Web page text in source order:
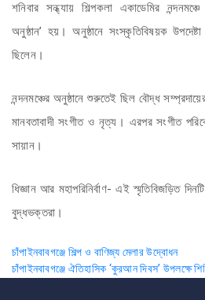
শনিবার সন্ধ্যায় শিল্পকলা একাডেমির
অনুষ্ঠান’ হয়। অনুষ্ঠানে সংস্কৃতিবিষয়ক
ছিলেন।
নন্দনমঞ্চের অনুষ্ঠানে শুরুতেই ছিল বৌদ্ধ
মানবতাবাদী সংগীত ও নৃত্য। এরপর সংগীত
সায়ান।
ধিজ্ঞান আর মহাপরিনির্বাণ- এই স্মৃতিবিজড়িত
বুদ্ধভক্তরা।
Post
navigation
চাঁপাইনবাবগঞ্জে শিল্প ও বাণিজ্য মেলার উদ্বোধন
চাঁপাইনবাবগঞ্জে ঐতিহাসিক ‘কুরআন দিবস’ উপলক্ষে